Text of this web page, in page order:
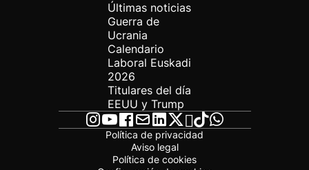
Últimas noticias
Guerra de
Ucrania
Calendario
Laboral Euskadi
2026
Titulares del día
EEUU y Trump
Política de privacidad
Aviso legal
Política de cookies